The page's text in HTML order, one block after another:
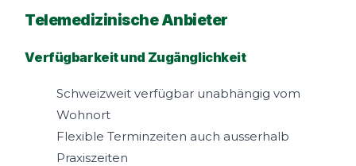
Telemedizinische Anbieter
Verfügbarkeit und Zugänglichkeit
Schweizweit verfügbar unabhängig vom
Wohnort
Flexible Terminzeiten auch ausserhalb
Praxiszeiten